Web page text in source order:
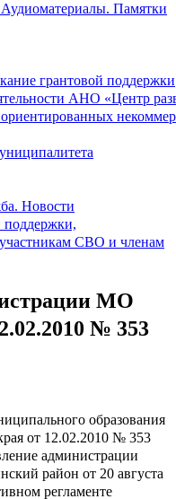
Памятки
грантовой поддержки
АНО «Центр
Новости
СВО и членам
МО
№ 353
образования
от 12.02.2010 № 353
администрации
район от 20 августа
регламенте